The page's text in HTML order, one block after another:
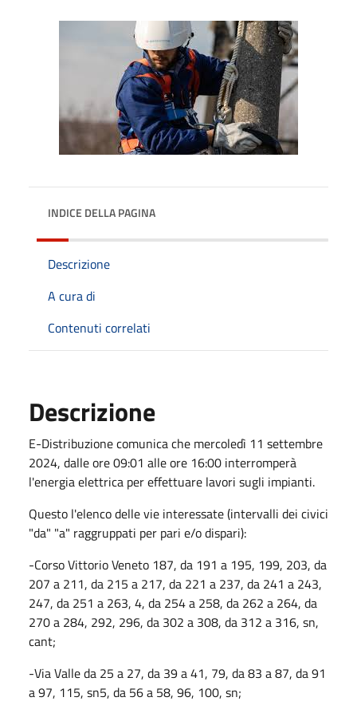
INDICE DELLA PAGINA
Descrizione
A cura di
Contenuti correlati
Descrizione
E-Distribuzione comunica che mercoledì 11 settembre
2024, dalle ore 09:01 alle ore 16:00 interromperà
l'energia elettrica per effettuare lavori sugli impianti.
Questo l'elenco delle vie interessate (intervalli dei civici
"da" "a" raggruppati per pari e/o dispari):
-Corso Vittorio Veneto 187, da 191 a 195, 199, 203, da
207 a 211, da 215 a 217, da 221 a 237, da 241 a 243,
247, da 251 a 263, 4, da 254 a 258, da 262 a 264, da
270 a 284, 292, 296, da 302 a 308, da 312 a 316, sn,
cant;
-Via Valle da 25 a 27, da 39 a 41, 79, da 83 a 87, da 91
a 97, 115, sn5, da 56 a 58, 96, 100, sn;